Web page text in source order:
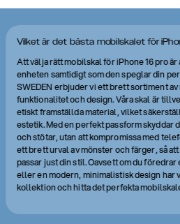
Vilket är det bästa mobilskalet för
Att välja rätt mobilskal för iPhone 16 pro
enheten samtidigt som den speglar din
SWEDEN erbjuder vi ett brett sortiment
funktionalitet och design. Våra skal är
etiskt framställda material, vilket
estetik. Med en perfekt passform skyddar
och stötar, utan att kompromissa med
ett brett urval av mönster och färger, så
passar just din stil. Oavsett om du
eller en modern, minimalistisk design har
kollektion och hitta det perfekta